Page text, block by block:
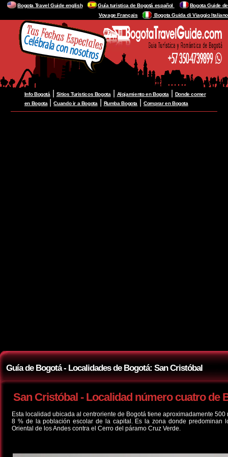
Bogota Travel Guide english Guía turistica de Bogotá español
Bogota Guide de
Voyage Français
Bogota Guida di Viaggio Italiano
Info Bogotá Sitios Turisticos Bogota Alojamiento en Bogota
Donde comer
en Bogota
|Cuando ir a Bogota Rumba Bogota |Comprar en Bogota
Guía de Bogotá - Localidades de Bogotá: San Cristóbal
San Cristóbal - Localidad número cuatro de
Esta localidad ubicada al centroriente de Bogotá tiene aproximadamente
8 % de la población escolar de la capital. Es la zona donde predominan
Oriental de los Andes contra el Cerro del páramo Cruz Verde.